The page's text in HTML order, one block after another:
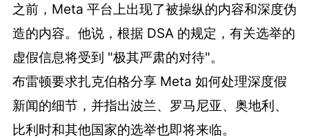
之前，Meta 平台上出现了被操纵的内容和深度伪
造的内容。他说，根据 DSA 的规定，有关选举的
虚假信息将受到 "极其严肃的对待"。
布雷顿要求扎克伯格分享 Meta 如何处理深度假
新闻的细节，并指出波兰、罗马尼亚、奥地利、
比利时和其他国家的选举也即将来临。